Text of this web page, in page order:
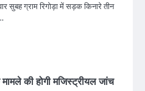
सुबह ग्राम रिगोड़ा में सड़क किनारे तीन
की होगी मजिस्ट्रीयल जांच